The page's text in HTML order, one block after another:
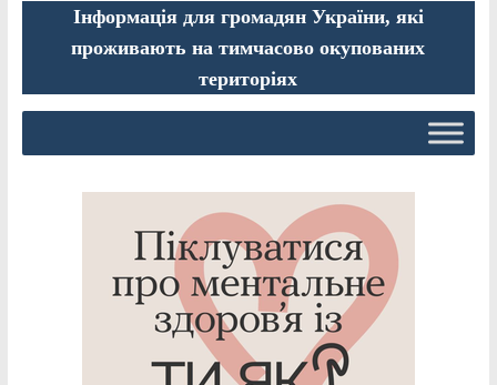
Інформація для громадян України, які
проживають на тимчасово окупованих
територіях